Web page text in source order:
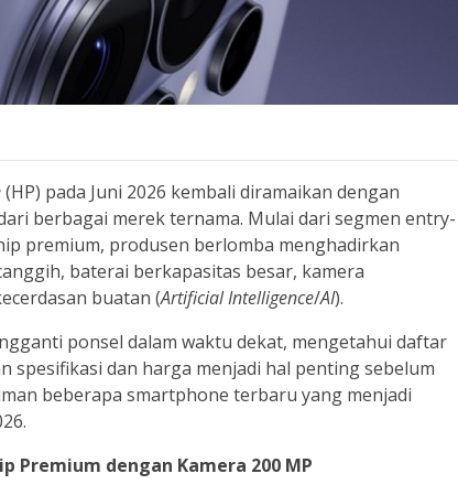
(HP) pada Juni 2026 kembali diramaikan dengan
berbagai merek ternama. Mulai dari segmen entry-
premium, produsen berlomba menghadirkan
baterai berkapasitas besar, kamera
buatan (Artificial Intelligence/AI).
ponsel dalam waktu dekat, mengetahui daftar
spesifikasi dan harga menjadi hal penting sebelum
beberapa smartphone terbaru yang menjadi
Premium dengan Kamera 200 MP